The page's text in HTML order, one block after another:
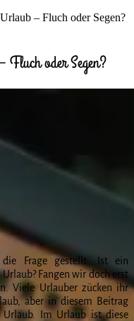
– Fluch oder Segen?
oder Segen?
Frage gestellt: Ist ein
Fangen wir doch erst
Viele Urlauber zücken ihr
aber in diesem Beitrag
Im Urlaub ist diese